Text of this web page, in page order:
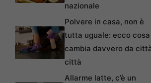
nazionale
Polvere in casa, non è
tutta uguale: ecco cosa
cambia davvero da
città
Allarme latte, c’è un